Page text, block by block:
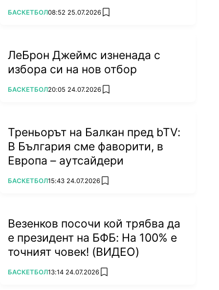
ПОВЕЧЕ ОТ
БАСКЕТБОЛ08:52 25.07.2026 add favorites
ЛеБрон Джеймс изненада с
избора си на нов отбор
ПОВЕЧЕ ОТ
БАСКЕТБОЛ20:05 24.07.2026 add favorites
Треньорът на Балкан пред bTV:
В България сме фаворити, в
Европа – аутсайдери
ПОВЕЧЕ ОТ
БАСКЕТБОЛ15:43 24.07.2026 add favorites
Везенков посочи кой трябва да
е президент на БФБ: На 100% е
точният човек! (ВИДЕО)
ПОВЕЧЕ ОТ
БАСКЕТБОЛ13:14 24.07.2026 add favorites